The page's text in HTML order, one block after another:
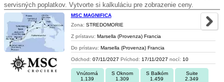
servisných poplatkov. Vytvorte si kalkuláciu pre zobrazenie ceny.
MSC MAGNIFICA
Zona: STREDOMORIE
Z prístavu: Marsella (Provenza) Francia
Do prístavu: Marsella (Provenza) Francia
Odchod: 07/11/2027 Príchod: 17/11/2027 nocí: 10
Vnútorná
1.139
S Oknom
1.309
S Balkóm
1.459
Suite
2.349